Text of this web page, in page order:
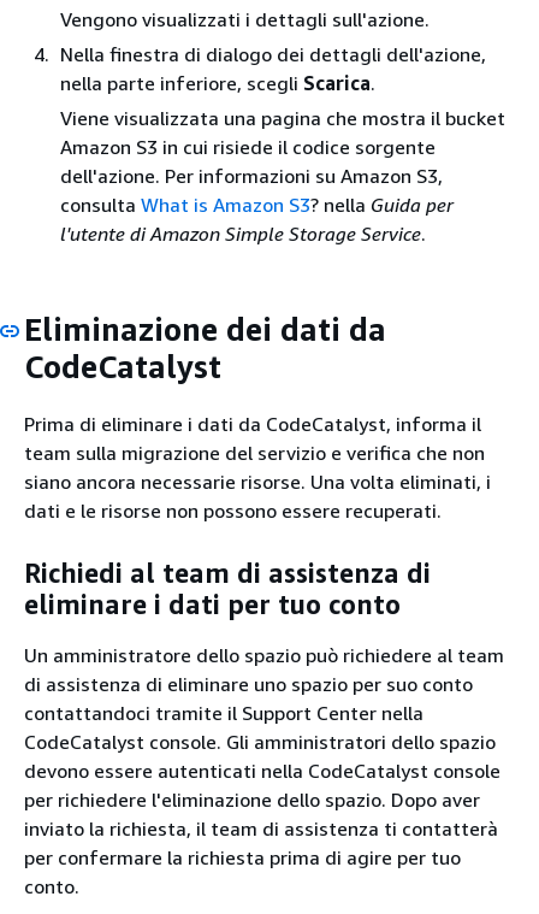
Vengono visualizzati i dettagli sull'azione.
Nella finestra di dialogo dei dettagli dell'azione,
nella parte inferiore, scegli Scarica.
Viene visualizzata una pagina che mostra il bucket
Amazon S3 in cui risiede il codice sorgente
dell'azione. Per informazioni su Amazon S3,
consulta What is Amazon S3? nella Guida per
l'utente di Amazon Simple Storage Service.
Eliminazione dei dati da
CodeCatalyst
Prima di eliminare i dati da CodeCatalyst, informa il
team sulla migrazione del servizio e verifica che non
siano ancora necessarie risorse. Una volta eliminati, i
dati e le risorse non possono essere recuperati.
Richiedi al team di assistenza di
eliminare i dati per tuo conto
Un amministratore dello spazio può richiedere al team
di assistenza di eliminare uno spazio per suo conto
contattandoci tramite il Support Center nella
CodeCatalyst console. Gli amministratori dello spazio
devono essere autenticati nella CodeCatalyst console
per richiedere l'eliminazione dello spazio. Dopo aver
inviato la richiesta, il team di assistenza ti contatterà
per confermare la richiesta prima di agire per tuo
conto.